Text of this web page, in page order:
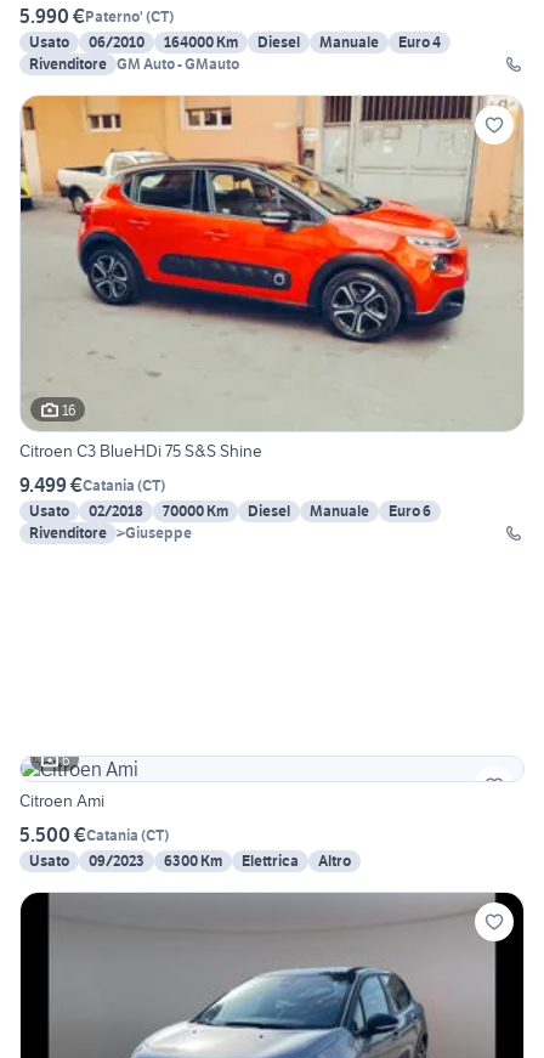
5.990 €Paterno' (CT)
Usato
06/2010 164000 Km Diesel Manuale
Euro 4
Rivenditore GM Auto - GMauto
16
Citroen C3 BlueHDi 75 S&S Shine
9.499 €Catania (CT)
Usato
02/2018 70000 Km Diesel Manuale
Euro 6
Rivenditore >Giuseppe
6
Citroen Ami
5.500 €Catania (CT)
Usato
09/2023 6300 Km Elettrica Altro